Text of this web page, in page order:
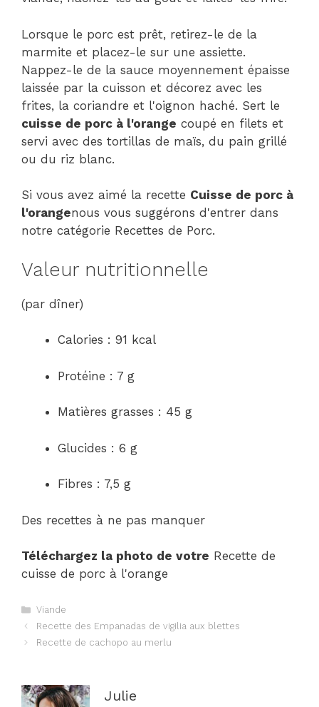
Lorsque le porc est prêt, retirez-le de la
marmite et placez-le sur une assiette.
Nappez-le de la sauce moyennement épaisse
laissée par la cuisson et décorez avec les
frites, la coriandre et l'oignon haché. Sert le
cuisse de porc à l'orange coupé en filets et
servi avec des tortillas de maïs, du pain grillé
ou du riz blanc.
Si vous avez aimé la recette Cuisse de porc à
l'orangenous vous suggérons d'entrer dans
notre catégorie Recettes de Porc.
Valeur nutritionnelle
(par dîner)
Calories : 91 kcal
Protéine : 7 g
Matières grasses : 45 g
Glucides : 6 g
Fibres : 7,5 g
Des recettes à ne pas manquer
Téléchargez la photo de votre Recette de
cuisse de porc à l'orange
Catégories
Viande
Navigation
des
Recette des Empanadas de vigilia aux blettes
Recette de cachopo au merlu
Julie